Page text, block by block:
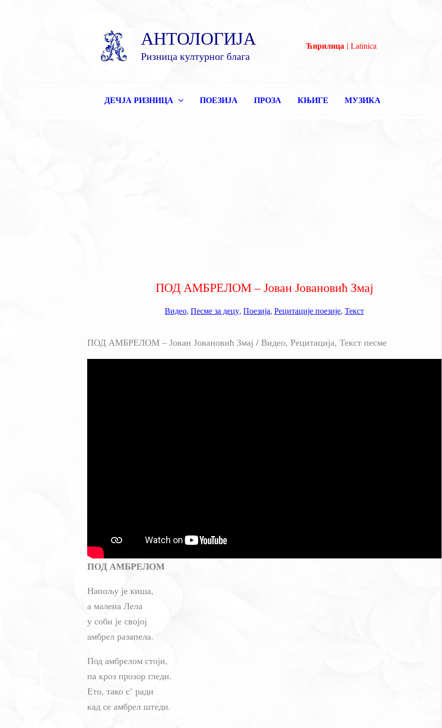
АНТОЛОГИЈА
Ризница културног блага
Ћирилица | Latinica
ДЕЧЈА РИЗНИЦА ПОЕЗИЈА ПРОЗА КЊИГЕ МУЗИКА
ПОД АМБРЕЛОМ – Јован Јовановић Змај
Видео, Песме за децу, Поезија, Рецитације поезије, Текст
ПОД АМБРЕЛОМ – Јован Јовановић Змај / Видео, Рецитација, Текст песме
ПОД АМБРЕЛОМ
Напољу је киша,
а малена Лела
у соби је својој
амбрел разапела.
Под амбрелом стоји,
па кроз прозор гледи.
Ето, тако с’ ради
кад се амбрел штеди.